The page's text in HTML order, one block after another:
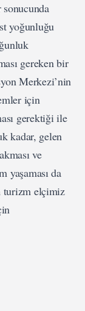
yoğunluğu
gereken bir
Merkezi’nin
için
gerektiği ile
kadar, gelen
ve
yaşaması da
turizm elçimiz